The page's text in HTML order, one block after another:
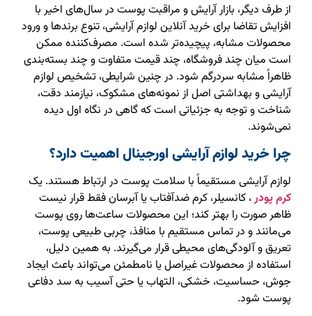
از طرف دیگر، بازار آرایش و مراقبت پوست در سال‌های اخیر با
افزایش تقاضا برای خرید آنلاین لوازم آرایشی، تنوع برندها و ورود
محصولات مشابه، پیچیده‌تر شده است. مصرف‌کننده ممکن
است میان چند فروشگاه، چند قیمت متفاوت و چند بسته‌بندی
ظاهراً مشابه سردرگم شود. در چنین شرایطی، تشخیص لوازم
آرایشی و بهداشتی اصل از نمونه‌های مشکوک، نیازمند دقت،
شناخت و توجه به جزئیاتی است که گاهی در نگاه اول دیده
نمی‌شوند.
چرا خرید لوازم آرایشی اورجینال اهمیت دارد؟
لوازم آرایشی مستقیماً با سلامت پوست در ارتباط هستند. یک
کرم پودر، کانسیلر، کرم ضدآفتاب یا آبرسان فقط قرار نیست
ظاهر صورت را بهتر کند؛ این محصولات ساعت‌ها روی پوست
می‌مانند و در تماس مستقیم با منافذ، چربی طبیعی پوست،
تعریق و آلودگی‌های محیطی قرار می‌گیرند. به همین دلیل،
استفاده از محصولات غیراصل یا نامطمئن می‌تواند باعث ایجاد
جوش، حساسیت، خشکی، التهاب یا حتی آسیب به سد دفاعی
پوست شود.